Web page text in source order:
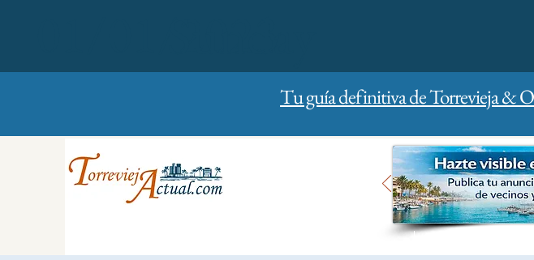
Tu guía definitiva de Torrevieja &